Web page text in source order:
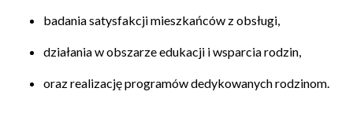
badania satysfakcji mieszkańców z obsługi,
działania w obszarze edukacji i wsparcia rodzin,
oraz realizację programów dedykowanych rodzinom.